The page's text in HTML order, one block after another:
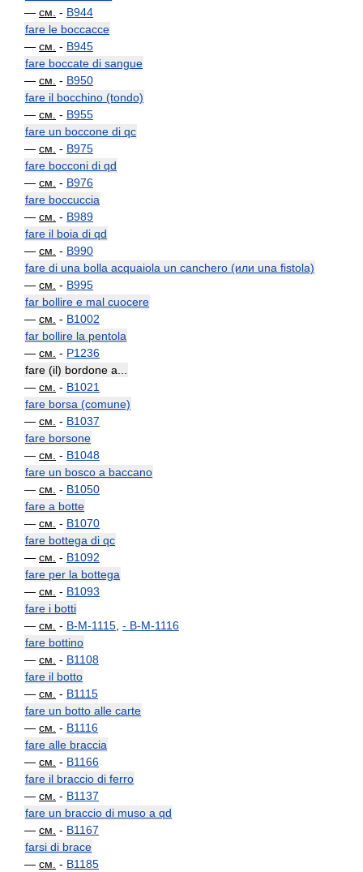
— см. - B944
fare le boccacce
— см. - B945
fare boccate di sangue
— см. - B950
fare il bocchino (tondo)
— см. - B955
fare un boccone di qc
— см. - B975
fare bocconi di qd
— см. - B976
fare boccuccia
— см. - B989
fare il boia di qd
— см. - B990
fare di una bolla acquaiola un canchero (или una fistola)
— см. - B995
far bollire e mal cuocere
— см. - B1002
far bollire la pentola
— см. - P1236
fare (il) bordone a...
— см. - B1021
fare borsa (comune)
— см. - B1037
fare borsone
— см. - B1048
fare un bosco a baccano
— см. - B1050
fare a botte
— см. - B1070
fare bottega di qc
— см. - B1092
fare per la bottega
— см. - B1093
fare i botti
— см. - B-M-1115 - B-M-1116
fare bottino
— см. - B1108
fare il botto
— см. - B1115
fare un botto alle carte
— см. - B1116
fare alle braccia
— см. - B1166
fare il braccio di ferro
— см. - B1137
fare un braccio di muso a qd
— см. - B1167
farsi di brace
— см. - B1185